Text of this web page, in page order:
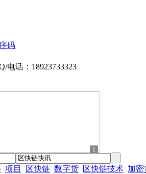
电话：18923733323
1
项目 区快链 数字货 区快链技术 加密